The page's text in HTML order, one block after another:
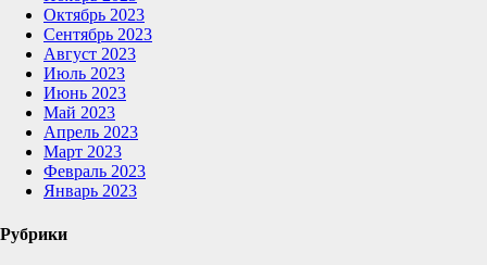
Октябрь 2023
Сентябрь 2023
Август 2023
Июль 2023
Июнь 2023
Май 2023
Апрель 2023
Март 2023
Февраль 2023
Январь 2023
Рубрики